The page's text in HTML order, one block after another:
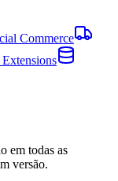
Commerce
em todas as
versão.